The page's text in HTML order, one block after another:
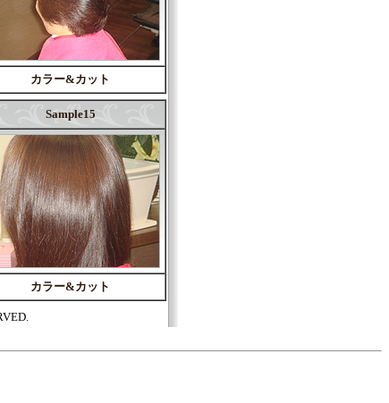
カラー&カット
Sample15
カラー&カット